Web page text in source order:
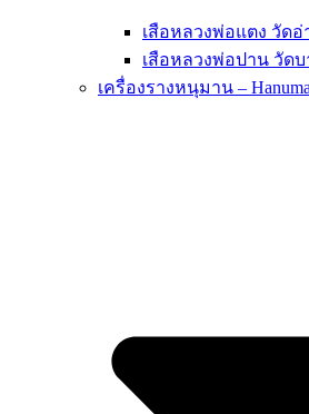
เสือหลวงพ่อแตง วัดอ่
เสือหลวงพ่อปาน วัด
เครื่องรางหนุมาน –